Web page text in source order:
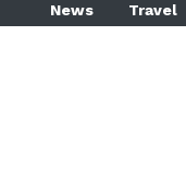
News Travel